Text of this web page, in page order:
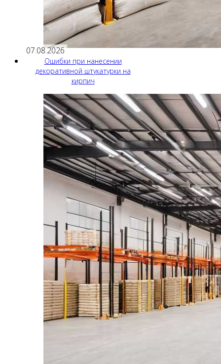
07.08.2026
Ошибки при нанесении
декоративной штукатурки на
кирпич